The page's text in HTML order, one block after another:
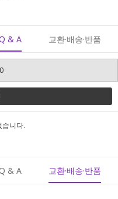
& A 교환·배송·반품
습니다.
& A 교환·배송·반품